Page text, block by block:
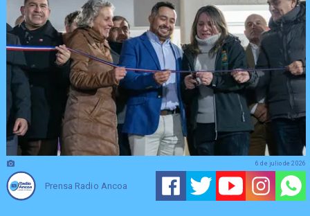
Prensa Radio Ancoa
6 de julio de 2026